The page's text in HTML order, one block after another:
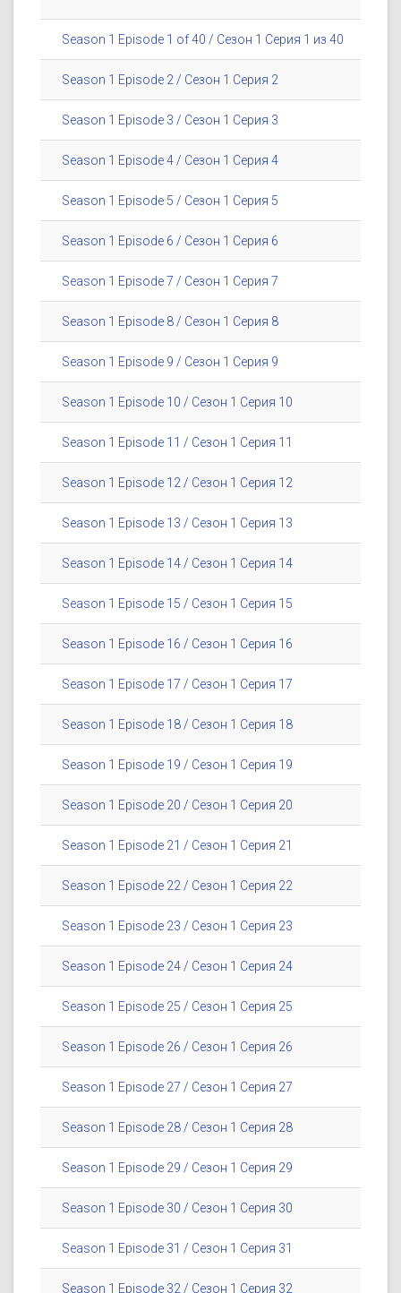
Season 1 Episode 1 of 40 / Сезон 1 Серия 1 из 40
Season 1 Episode 2 / Сезон 1 Серия 2
Season 1 Episode 3 / Сезон 1 Серия 3
Season 1 Episode 4 / Сезон 1 Серия 4
Season 1 Episode 5 / Сезон 1 Серия 5
Season 1 Episode 6 / Сезон 1 Серия 6
Season 1 Episode 7 / Сезон 1 Серия 7
Season 1 Episode 8 / Сезон 1 Серия 8
Season 1 Episode 9 / Сезон 1 Серия 9
Season 1 Episode 10 / Сезон 1 Серия 10
Season 1 Episode 11 / Сезон 1 Серия 11
Season 1 Episode 12 / Сезон 1 Серия 12
Season 1 Episode 13 / Сезон 1 Серия 13
Season 1 Episode 14 / Сезон 1 Серия 14
Season 1 Episode 15 / Сезон 1 Серия 15
Season 1 Episode 16 / Сезон 1 Серия 16
Season 1 Episode 17 / Сезон 1 Серия 17
Season 1 Episode 18 / Сезон 1 Серия 18
Season 1 Episode 19 / Сезон 1 Серия 19
Season 1 Episode 20 / Сезон 1 Серия 20
Season 1 Episode 21 / Сезон 1 Серия 21
Season 1 Episode 22 / Сезон 1 Серия 22
Season 1 Episode 23 / Сезон 1 Серия 23
Season 1 Episode 24 / Сезон 1 Серия 24
Season 1 Episode 25 / Сезон 1 Серия 25
Season 1 Episode 26 / Сезон 1 Серия 26
Season 1 Episode 27 / Сезон 1 Серия 27
Season 1 Episode 28 / Сезон 1 Серия 28
Season 1 Episode 29 / Сезон 1 Серия 29
Season 1 Episode 30 / Сезон 1 Серия 30
Season 1 Episode 31 / Сезон 1 Серия 31
Season 1 Episode 32 / Сезон 1 Серия 32